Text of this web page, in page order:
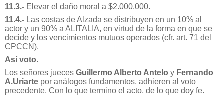
11.3.- Elevar el daño moral a $2.000.000.
11.4.- Las costas de Alzada se distribuyen en un 10% al
actor y un 90% a ALITALIA, en virtud de la forma en que se
decide y los vencimientos mutuos operados (cfr. art. 71 del
CPCCN).
Así voto.
Los señores jueces Guillermo Alberto Antelo y Fernando
A.Uriarte por análogos fundamentos, adhieren al voto
precedente. Con lo que termino el acto, de lo que doy fe.